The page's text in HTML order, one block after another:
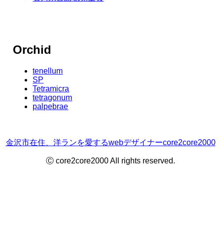
Orchid
tenellum
SP
Tetramicra
tetragonum
palpebrae
金沢市在住、洋ランを愛するwebデザイナーcore2core2000
Ⓒ core2core2000 All rights reserved.